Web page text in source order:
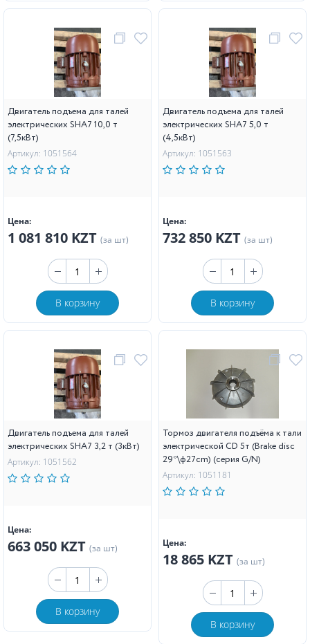
Двигатель подъема для талей
электрических SHA7 10,0 т
(7,5кВт)
Артикул: 1051564
Цена:
1 081 810 KZT (за шт)
В корзину
Двигатель подъема для талей
электрических SHA7 5,0 т
(4,5кВт)
Артикул: 1051563
Цена:
732 850 KZT (за шт)
В корзину
Двигатель подъема для талей
электрических SHA7 3,2 т (3кВт)
Артикул: 1051562
Цена:
663 050 KZT (за шт)
В корзину
Тормоз двигателя подъёма к тали
электрической CD 5т (Brake disc
29*\ф27cm) (серия G/N)
Артикул: 1051181
Цена:
18 865 KZT (за шт)
В корзину